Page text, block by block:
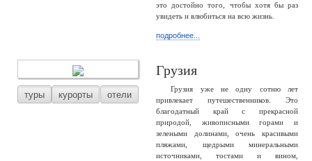
это достойно того, чтобы хотя бы раз
увидеть и влюбиться на всю жизнь.
подробнее...
туры курорты отели
Грузия
Грузия уже не одну сотню лет
привлекает путешественников. Это
благодатный край с прекрасной
природой, живописными горами и
зелеными долинами, очень красивыми
пляжами, щедрыми минеральными
источниками, тостами и вином,